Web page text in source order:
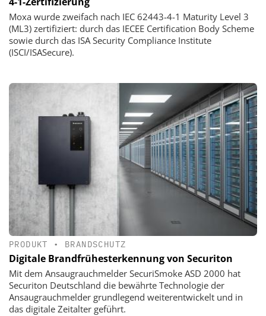
Moxa wurde zweifach nach IEC 62443-4-1 Maturity Level 3
(ML3) zertifiziert: durch das IECEE Certification Body Scheme
sowie durch das ISA Security Compliance Institute
(ISCI/ISASecure).
PRODUKT • BRANDSCHUTZ
Digitale Brandfrühesterkennung von Securiton
Mit dem Ansaugrauchmelder SecuriSmoke ASD 2000 hat
Securiton Deutschland die bewährte Technologie der
Ansaugrauchmelder grundlegend weiterentwickelt und in
das digitale Zeitalter geführt.